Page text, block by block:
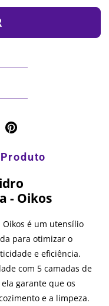
- Oikos
Oikos é um utensílio
para otimizar o
e eficiência.
com 5 camadas de
garante que os
e a limpeza.